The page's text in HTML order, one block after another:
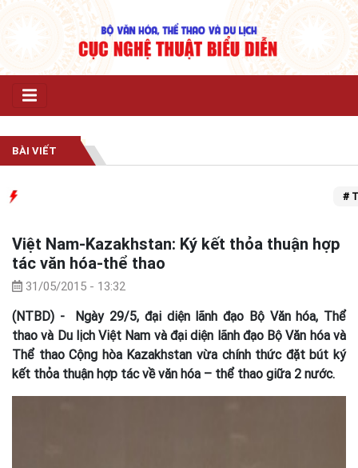
BÀI VIẾT
#
Việt Nam-Kazakhstan: Ký kết thỏa thuận hợp
tác văn hóa-thể thao
31/05/2015 - 13:32
(NTBD) - Ngày 29/5, đại diện lãnh đạo Bộ Văn hóa, Thể
thao và Du lịch Việt Nam và đại diện lãnh đạo Bộ Văn hóa và
Thể thao Cộng hòa Kazakhstan vừa chính thức đặt bút ký
kết thỏa thuận hợp tác về văn hóa – thể thao giữa 2 nước.